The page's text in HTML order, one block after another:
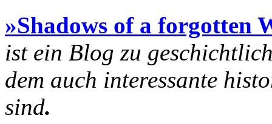
»Shadows of a forgotten
ist ein Blog zu
dem auch interessante
sind.